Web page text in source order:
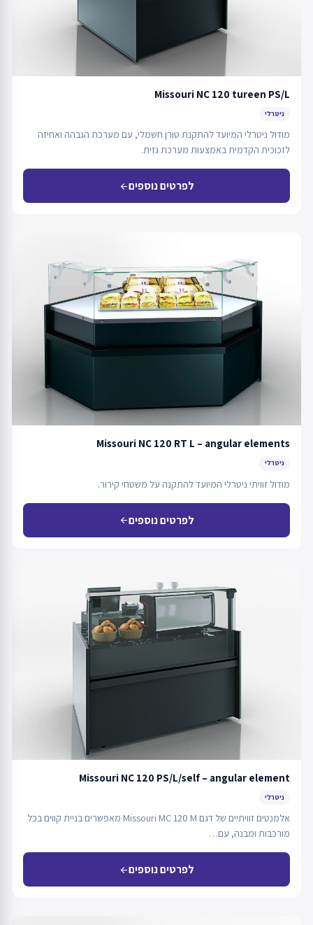
Missouri NC 120 tureen PS/L
ניטרלי
מודול ניטרלי המיועד להתקנת טורן חשמלי, עם מערכת הגבהה ואחיזה
לזכוכית הקדמית באמצעות מערכת גזית.
לפרטים נוספיםarrow_back
Missouri NC 120 RT L – angular elements
ניטרלי
מודול זוויתי ניטרלי המיועד להתקנה על משטחי קירור.
לפרטים נוספיםarrow_back
Missouri NC 120 PS/L/self – angular element
ניטרלי
אלמנטים זוויתיים של דגם Missouri MC 120 M מאפשרים בניית קווים בכל
מורכבות ומבנה, עם…
לפרטים נוספיםarrow_back